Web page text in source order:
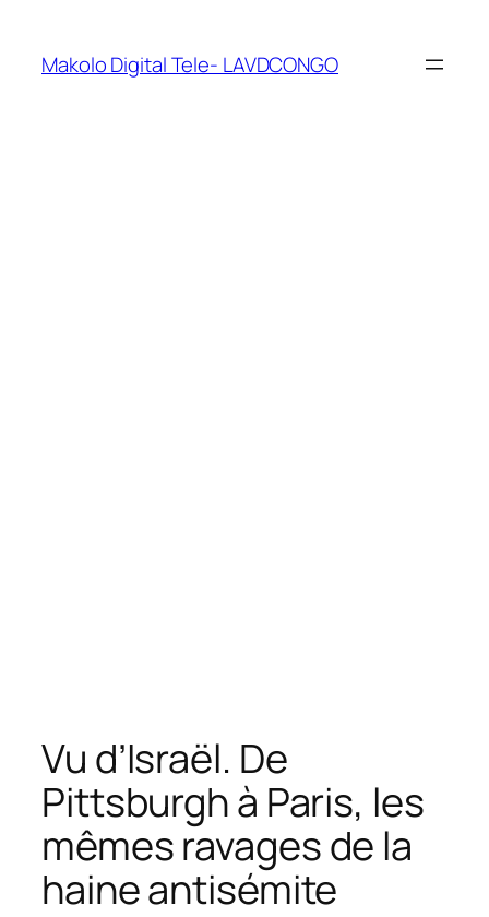
Makolo Digital Tele- LAVDCONGO
Vu d’Israël. De
Pittsburgh à Paris, les
mêmes ravages de la
haine antisémite